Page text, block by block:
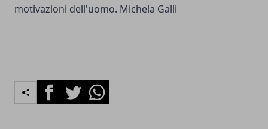
motivazioni dell'uomo. Michela Galli
FacebookTwitterWhatsapp